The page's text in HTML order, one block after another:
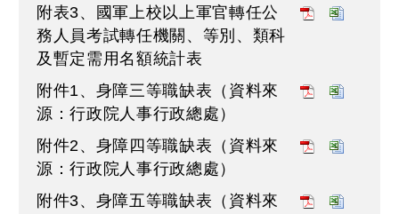
附表3、國軍上校以上軍官轉任公
務人員考試轉任機關、等別、類科
及暫定需用名額統計表
附件1、身障三等職缺表（資料來
源：行政院人事行政總處）
附件2、身障四等職缺表（資料來
源：行政院人事行政總處）
附件3、身障五等職缺表（資料來